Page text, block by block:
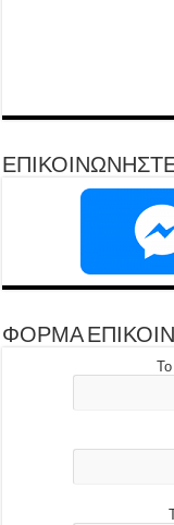
ΕΠΙΚΟΙΝΩΝΗΣΤΕ
ΦΟΡΜΑ